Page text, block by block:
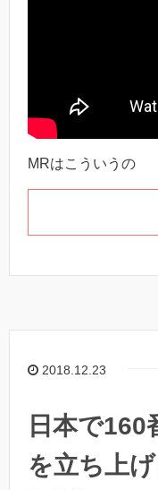
MRはこういうの
2018.12.23
日本で
を立ち上